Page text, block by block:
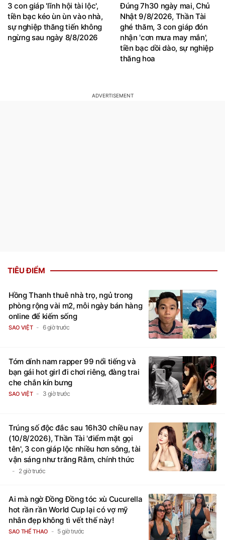
3 con giáp 'lĩnh hội tài lộc',
tiền bạc kéo ùn ùn vào nhà,
sự nghiệp thăng tiến không
ngừng sau ngày 8/8/2026
Đúng 7h30 ngày mai, Chủ
Nhật 9/8/2026, Thần Tài
ghé thăm, 3 con giáp đón
nhận 'cơn mưa may mắn',
tiền bạc dồi dào, sự nghiệp
thăng hoa
TIÊU ĐIỂM
Hồng Thanh thuê nhà trọ, ngủ trong
phòng rộng vài m2, mỗi ngày bán hàng
online để kiếm sống
SAO VIỆT 6 giờ trước
Tóm dính nam rapper 99 nổi tiếng và
bạn gái hot girl đi chơi riêng, đàng trai
che chắn kín bưng
SAO VIỆT 3 giờ trước
Trúng số độc đắc sau 16h30 chiều nay
(10/8/2026), Thần Tài 'điểm mặt gọi
tên', 3 con giáp lộc nhiều hơn sông, tài
vận sáng như trăng Rằm, chính thức
hết khổ
2 giờ trước
Ai mà ngờ Đồng Đồng tóc xù Cucurella
hot rần rần World Cup lại có vợ mỹ
nhân đẹp không tì vết thế này!
SAO THỂ THAO 5 giờ trước